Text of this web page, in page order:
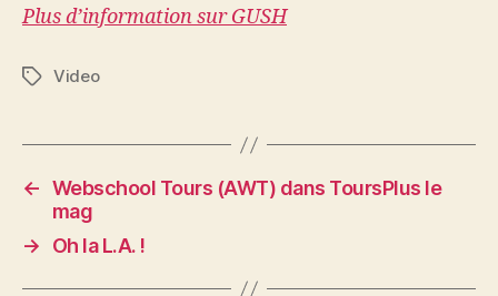
Plus d’information sur GUSH
Étiquettes
Video
← Webschool Tours (AWT) dans ToursPlus le
mag
→
Oh la L.A. !